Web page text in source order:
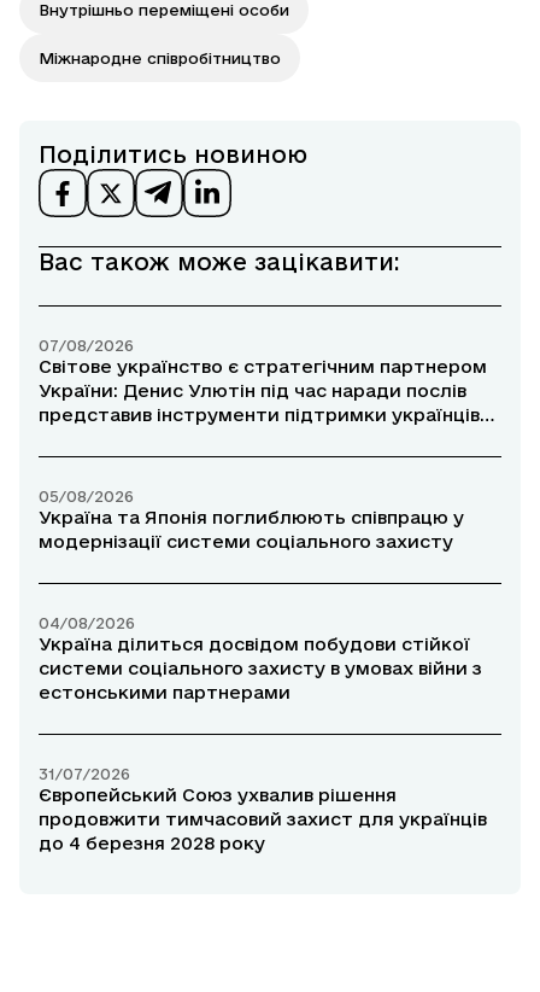
Внутрішньо переміщені особи
Міжнародне співробітництво
Поділитись новиною
Вас також може зацікавити:
07/08/2026
Світове українство є стратегічним партнером
України: Денис Улютін під час наради послів
представив інструменти підтримки українців
05/08/2026
Україна та Японія поглиблюють співпрацю у
модернізації системи соціального захисту
04/08/2026
Україна ділиться досвідом побудови стійкої
системи соціального захисту в умовах війни з
естонськими партнерами
31/07/2026
Європейський Союз ухвалив рішення
продовжити тимчасовий захист для українців
до 4 березня 2028 року